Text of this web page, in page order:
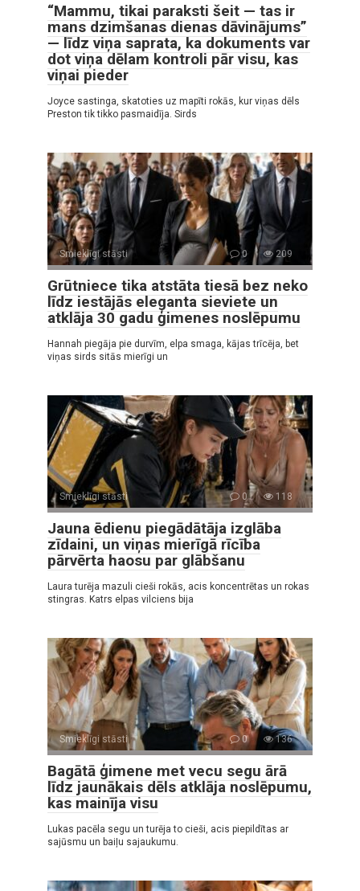
“Mammu, tikai paraksti šeit — tas ir
mans dzimšanas dienas dāvinājums”
— līdz viņa saprata, ka dokuments var
dot viņa dēlam kontroli pār visu, kas
viņai pieder
Joyce sastinga, skatoties uz mapīti rokās, kur viņas dēls
Preston tik tikko pasmaidīja. Sirds
Smieklīgi stāsti 0 209
Grūtniece tika atstāta tiesā bez neko
līdz iestājās eleganta sieviete un
atklāja 30 gadu ģimenes noslēpumu
Hannah piegāja pie durvīm, elpa smaga, kājas trīcēja, bet
viņas sirds sitās mierīgi un
Smieklīgi stāsti 0 118
Jauna ēdienu piegādātāja izglāba
zīdaini, un viņas mierīgā rīcība
pārvērta haosu par glābšanu
Laura turēja mazuli cieši rokās, acis koncentrētas un rokas
stingras. Katrs elpas vilciens bija
Smieklīgi stāsti 0 136
Bagātā ģimene met vecu segu ārā
līdz jaunākais dēls atklāja noslēpumu,
kas mainīja visu
Lukas pacēla segu un turēja to cieši, acis piepildītas ar
sajūsmu un baiļu sajaukumu.